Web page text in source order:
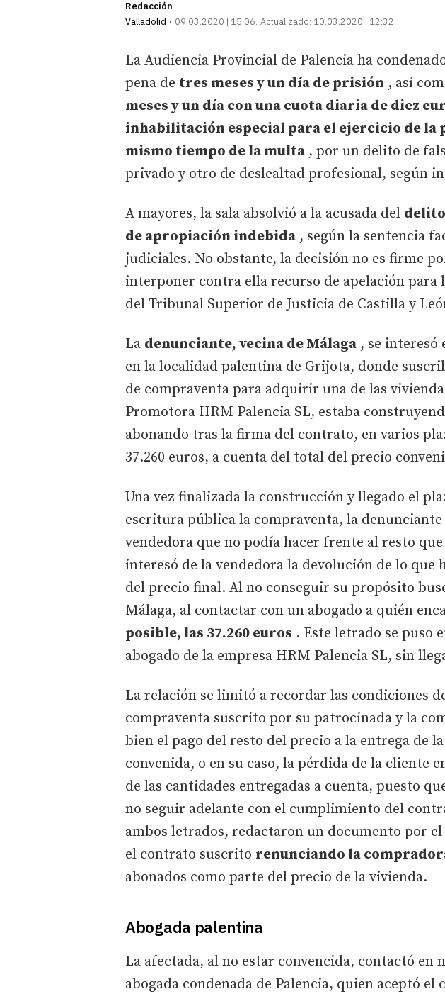
Redacción
Valladolid
09.03.2020 | 15:06 Actualizado: 10.03.2020 | 12:32
La Audiencia Provincial de Palencia ha
pena de tres meses y un día de prisión , así
meses y un día con una cuota diaria de diez
inhabilitación especial para el ejercicio de la
mismo tiempo de la multa , por un delito de
privado y otro de deslealtad profesional, según
A mayores, la sala absolvió a la acusada del
de apropiación indebida , según la sentencia
judiciales. No obstante, la decisión no es firme
interponer contra ella recurso de apelación para
del Tribunal Superior de Justicia de Castilla y
La denunciante, vecina de Málaga , se
en la localidad palentina de Grijota, donde
de compraventa para adquirir una de las
Promotora HRM Palencia SL, estaba
abonando tras la firma del contrato, en varios
37.260 euros, a cuenta del total del precio
Una vez finalizada la construcción y llegado el
escritura pública la compraventa, la
vendedora que no podía hacer frente al resto
interesó de la vendedora la devolución de lo que
del precio final. Al no conseguir su propósito
Málaga, al contactar con un abogado a quién
posible, las 37.260 euros . Este letrado se puso
abogado de la empresa HRM Palencia SL, sin
La relación se limitó a recordar las condiciones
compraventa suscrito por su patrocinada y la
bien el pago del resto del precio a la entrega de
convenida, o en su caso, la pérdida de la cliente
de las cantidades entregadas a cuenta, puesto
no seguir adelante con el cumplimiento del
ambos letrados, redactaron un documento por
el contrato suscrito renunciando la
abonados como parte del precio de la vivienda.
Abogada palentina
La afectada, al no estar convencida, contactó en
abogada condenada de Palencia, quien aceptó el